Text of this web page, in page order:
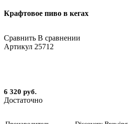
Крафтовое пиво в кегах
Сравнить В сравнении
Артикул 25712
6 320 руб.
Достаточно